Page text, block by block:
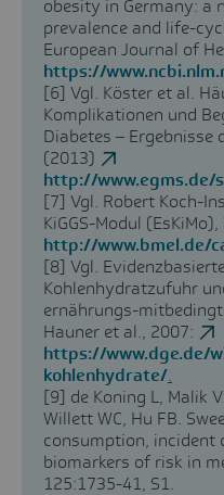
obesity in Germany: a
prevalence and life-
European Journal of
https://
[6] Vgl. Köster et al.
Komplikationen und
Diabetes – Ergebnisse
(2013)
http://
[7] Vgl. Robert Koch-
KiGGS-Modul
http://www.bmel.de/
[8] Vgl.
Kohlenhydratzufuhr
ernährungs-
Hauner et al., 2007:
https://www.dge.de/
kohlenhydrate/.
[9] de Koning L, Malik
Willett WC, Hu FB.
consumption, incident
biomarkers of risk in
125:1735-41, S1.